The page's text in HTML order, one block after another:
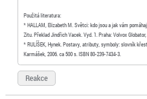
Použitá literatura:
* HALLAM, Elizabeth M. Světci: kdo jsou a jak vám
Zitu. Překlad Jindřich Vacek. Vyd. 1. Praha: Volvox
* RULÍŠEK, Hynek. Postavy, atributy, symboly: slovník
Karmášek, 2006. ca 500 s. ISBN 80-239-7434-3.
Reakce